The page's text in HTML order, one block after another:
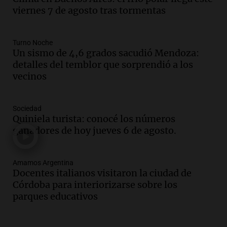
Episodios
sobre los parques educativos
Amamos Argentina
Episodios
Audio.
durante la primavera
Informados al regreso
Episodios
tras fuertes vientos
Panorama Federal
Episodios
Audio.
viernes 7 de agosto tras tormentas
Turno Noche
Un sismo de 4,6 grados sacudió Mendoza:
detalles del temblor que sorprendió a los
vecinos
Sociedad
Quiniela turista: conocé los números
ganadores de hoy jueves 6 de agosto.
Amamos Argentina
Docentes italianos visitaron la ciudad de
Córdoba para interiorizarse sobre los
parques educativos